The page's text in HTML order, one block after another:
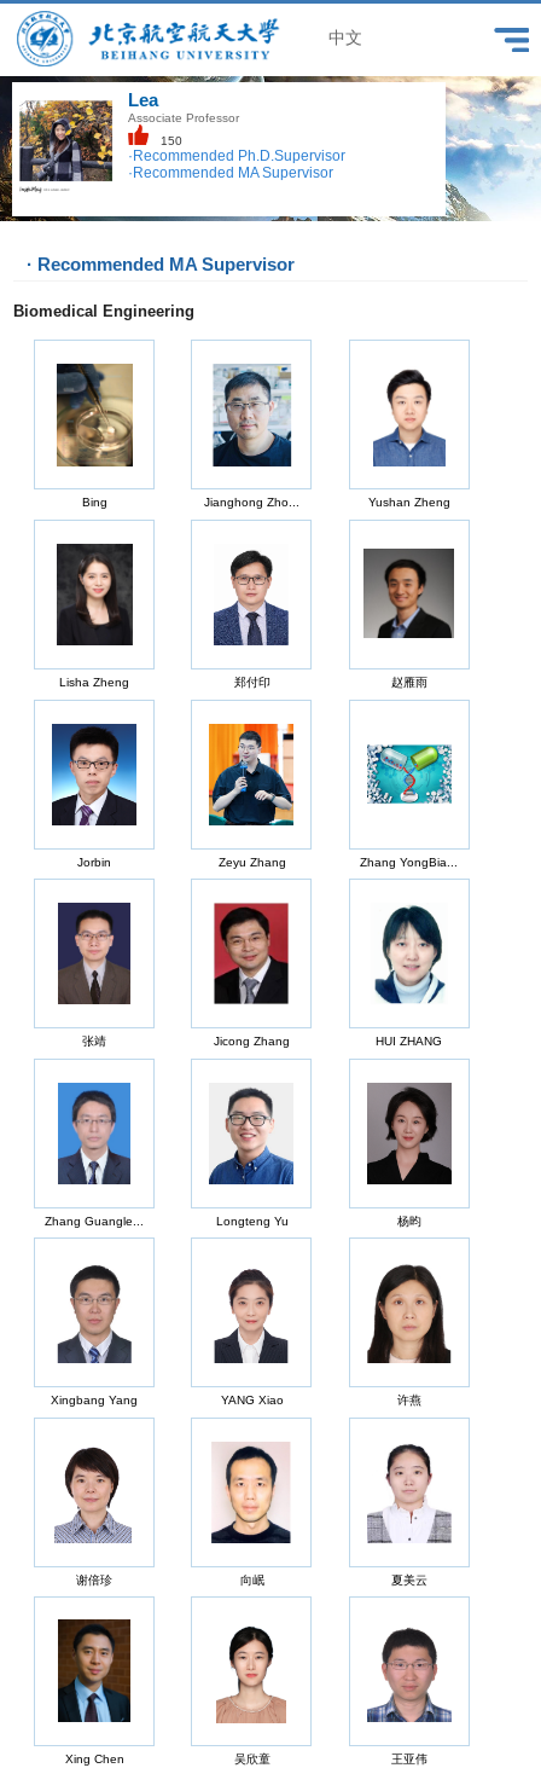
中文
Lea
Associate Professor
150
·Recommended Ph.D.Supervisor
·Recommended MA Supervisor
· Recommended MA Supervisor
Biomedical Engineering
Bing Jianghong Zho... Yushan Zheng
Lisha Zheng 郑付印 赵雁雨
Jorbin Zeyu Zhang Zhang YongBia...
张靖 Jicong Zhang HUI ZHANG
Zhang Guangle... Longteng Yu 杨昀
Xingbang Yang YANG Xiao 许燕
谢倍珍 向岷 夏美云
Xing Chen 吴欣童 王亚伟